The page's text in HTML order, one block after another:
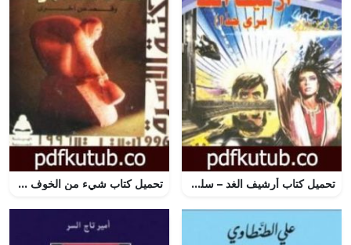
تحميل كتاب أرشيف الغد – سلسلة فانتازيا PDF تأليف أحمد خالد توفيق مجانا [كامل] تحميل كتاب شيء من الخوف PDF تأليف ثروت أباظة مجانا [كامل]